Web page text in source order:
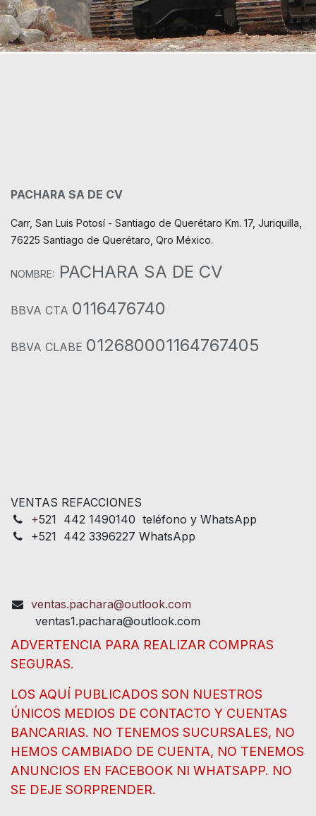
PACHARA SA DE CV
Carr, San Luis Potosí - Santiago de Querétaro Km. 17, Juriquilla,
76225 Santiago de Querétaro, Qro México.
NOMBRE: PACHARA SA DE CV
BBVA CTA 0116476740
BBVA CLABE 012680001164767405
VENTAS REFACCIONES
+521 442 1490140 teléfono y WhatsApp
+521 442 3396227 WhatsApp
ventas.pachara@outlook.com
ventas1.pachara@outlook.com
ADVERTENCIA PARA REALIZAR COMPRAS
SEGURAS.
LOS AQUÍ PUBLICADOS SON NUESTROS
ÚNICOS MEDIOS DE CONTACTO Y CUENTAS
BANCARIAS. NO TENEMOS SUCURSALES, NO
HEMOS CAMBIADO DE CUENTA, NO TENEMOS
ANUNCIOS EN FACEBOOK NI WHATSAPP. NO
SE DEJE SORPRENDER.